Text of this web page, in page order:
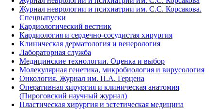
Журнал неврологии и психиатрии им. С.С. Корсакова.
Спецвыпуски
Кардиологический вестник
Кардиология и сердечно-сосудистая хирургия
Клиническая дерматология и венерология
Лабораторная служба
Медицинские технологии. Оценка и выбор
Молекулярная генетика, микробиология и вирусология
Онкология. Журнал им. П.А. Герцена
Оперативная хирургия и клиническая анатомия
(Пироговский научный журнал)
Пластическая хирургия и эстетическая медицина